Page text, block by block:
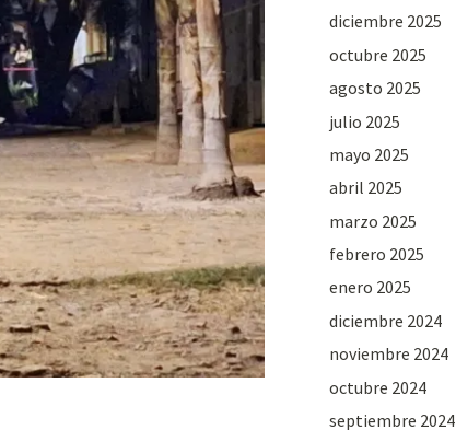
diciembre 2025
octubre 2025
agosto 2025
julio 2025
mayo 2025
abril 2025
marzo 2025
febrero 2025
enero 2025
diciembre 2024
noviembre 2024
octubre 2024
septiembre 2024